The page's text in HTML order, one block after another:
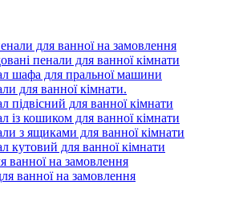
для ванної на замовлення
пенали для ванної кімнати
шафа для пральної машини
для ванної кімнати.
підвісний для ванної кімнати
із кошиком для ванної кімнати
з ящиками для ванної кімнати
кутовий для ванної кімнати
ванної на замовлення
ванної на замовлення